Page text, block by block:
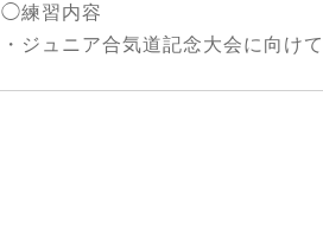
◯練習内容
・ジュニア合気道記念大会に向け